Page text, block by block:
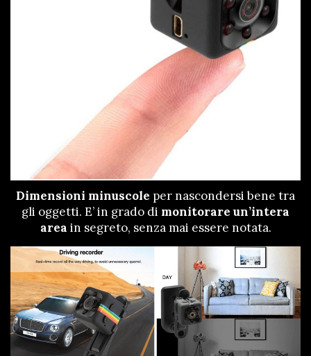
Dimensioni minuscole per nascondersi bene tra
gli oggetti. E’ in grado di monitorare un’intera
area in segreto, senza mai essere notata.